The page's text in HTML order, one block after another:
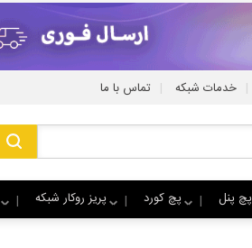
| خدمات شبکه | تماس با ما
پریز روکار شبکه پچ کورد پچ پنل